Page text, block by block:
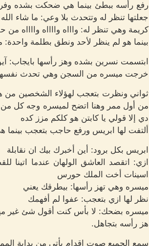
رفع رأسه ببطئ بينما هي ضحكت بشده
جعلتها تنظر له وتتحدث بلا وعي: ما شاء الله
كريمة وهي تنظر له: واااه وااااه وااااه
بينما هو لم ينظر لأحد ونطق بطلمة واحدة:
ابتسمت نسرين بشده وهز رأسها بايجاب:
خرجت ميسره من السجن وهي تحدث نفسها:
ثواني ونظرت بتعجب لهؤلاء الشخصين من
من أول ممر وهنا اتضح لميسره وجه كل من
دي إلا قولي يا كابتن هو كلكم مزز كده
ألتفت لها ابريس ورفع حاجب بتعجب
ابريس بكل برود: أين أخبرك بيك ان نقابلة
ازي: اتقصد العاشق الولهان عندما
اسينات أخت الملك حورس
ميسره وهي تهز رأسها: بيطرقك يعني
نظر لها ازي بتعجب: عفوا لم أفهمك
ميسره بضحك: لا بأس كنت أقول شئ غير
هز رأسه بتجاهل.
سمع الجميع صوت اقدام يأتي من بداية